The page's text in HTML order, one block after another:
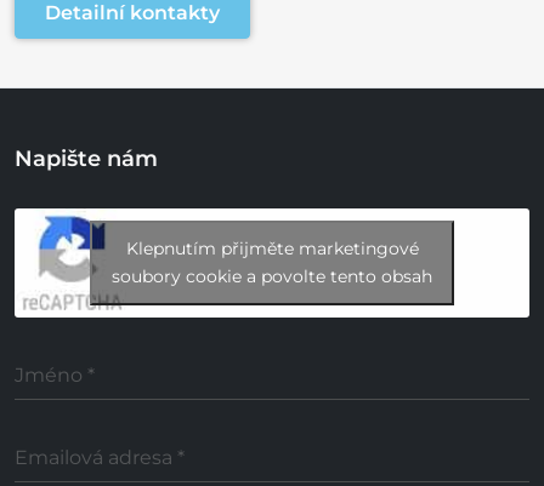
Detailní kontakty
Napište nám
Klepnutím přijměte marketingové
soubory cookie a povolte tento obsah
Jméno *
Emailová adresa *